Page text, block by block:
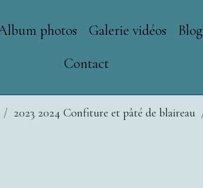
photos Galerie vidéos Blog
Contact
2023 2024 Confiture et pâté de blaireau